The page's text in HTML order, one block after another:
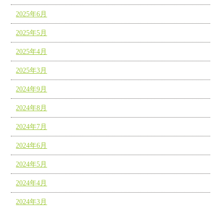
2025年6月
2025年5月
2025年4月
2025年3月
2024年9月
2024年8月
2024年7月
2024年6月
2024年5月
2024年4月
2024年3月